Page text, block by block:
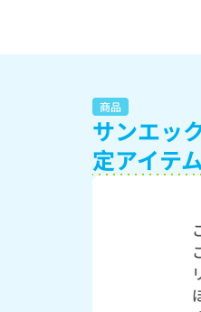
商品
サンエッ
定アイテ